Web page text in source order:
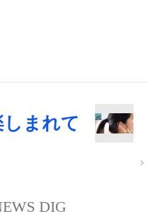
まれて
DIG